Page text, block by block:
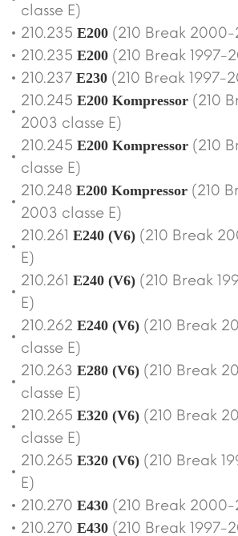
classe E)
210.235 E200 (210 Break 2000-
210.235 E200 (210 Break 1997-
210.237 E230 (210 Break 1997-
210.245 E200 Kompressor (210
2003 classe E)
210.245 E200 Kompressor (210
classe E)
210.248 E200 Kompressor (210
2003 classe E)
210.261 E240 (V6) (210 Break
E)
210.261 E240 (V6) (210 Break
E)
210.262 E240 (V6) (210 Break
classe E)
210.263 E280 (V6) (210 Break
classe E)
210.265 E320 (V6) (210 Break
classe E)
210.265 E320 (V6) (210 Break
E)
210.270 E430 (210 Break 2000-
210.270 E430 (210 Break 1997-